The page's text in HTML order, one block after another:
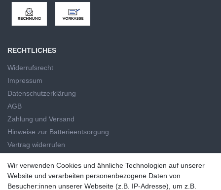
Wir verwenden Cookies und ähnliche Technologien auf unserer
Website und verarbeiten personenbezogene Daten von
RECHTLICHES
Widerrufsrecht
Impressum
Datenschutzerklärung
AGB
Zahlung und Versand
Hinweise zur Batterieentsorgung
Vertrag widerrufen
HAUPTKATEGORIEN
Handwerkzeug
Wir verwenden Cookies und ähnliche Technologien auf unserer
Website und verarbeiten personenbezogene Daten von
Besucher:innen unserer Webseite (z.B. IP-Adresse), um z.B.